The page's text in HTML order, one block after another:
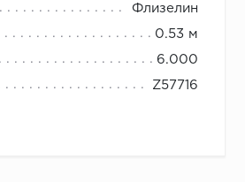
Флизелин
0.53 м
6.000
Z57716